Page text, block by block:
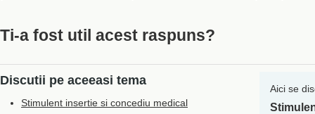
Ti-a fost util acest raspuns?
Discutii pe aceeasi tema
Stimulent insertie si concediu medical
Aici se